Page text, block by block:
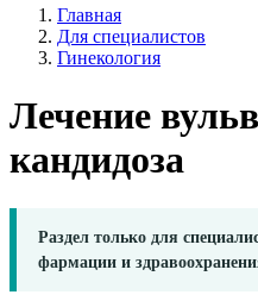
Главная
Для специалистов
Гинекология
Лечение
кандидоза
Раздел только для
фармации и